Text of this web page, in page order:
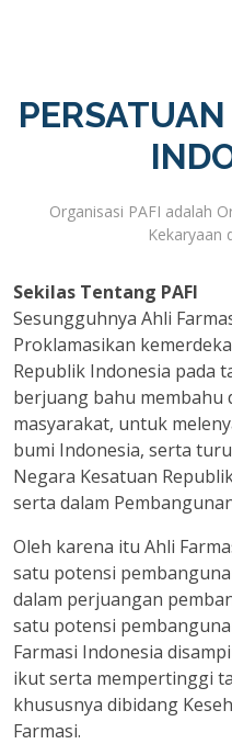
Organisasi PAFI adalah
Kekaryaan
Sekilas Tentang PAFI
Sesungguhnya Ahli
Proklamasikan
Republik Indonesia pada
berjuang bahu membahu
masyarakat, untuk
bumi Indonesia, serta
Negara Kesatuan
serta dalam
Oleh karena itu Ahli
satu potensi
dalam perjuangan
satu potensi
Farmasi Indonesia
ikut serta mempertinggi
khususnya dibidang
Farmasi.